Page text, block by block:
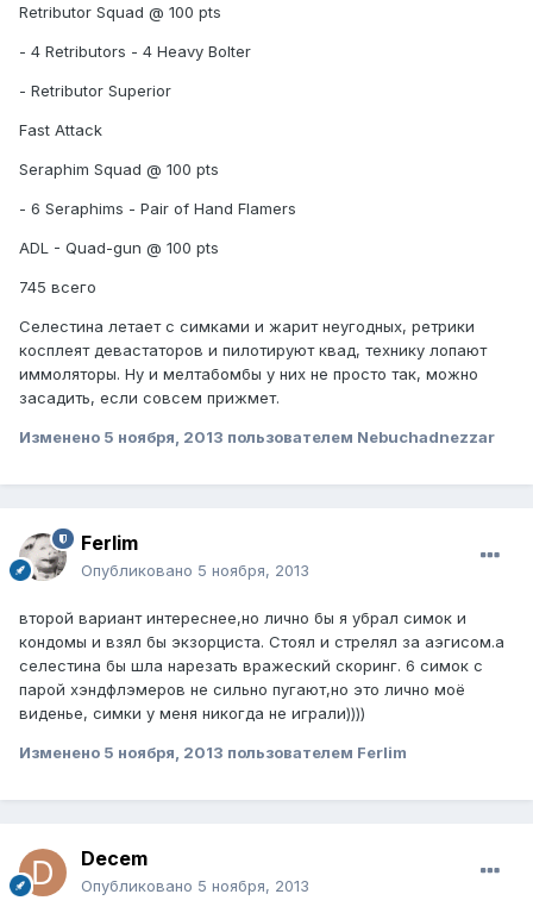
Retributor Squad @ 100 pts
- 4 Retributors - 4 Heavy Bolter
- Retributor Superior
Fast Attack
Seraphim Squad @ 100 pts
- 6 Seraphims - Pair of Hand Flamers
ADL - Quad-gun @ 100 pts
745 всего
Селестина летает с симками и жарит неугодных, ретрики
косплеят девастаторов и пилотируют квад, технику лопают
иммоляторы. Ну и мелтабомбы у них не просто так, можно
засадить, если совсем прижмет.
Изменено 5 ноября, 2013 пользователем Nebuchadnezzar
Ferlim
Опубликовано 5 ноября, 2013
второй вариант интереснее,но лично бы я убрал симок и
кондомы и взял бы экзорциста. Стоял и стрелял за аэгисом.а
селестина бы шла нарезать вражеский скоринг. 6 симок с
парой хэндфлэмеров не сильно пугают,но это лично моё
виденье, симки у меня никогда не играли))))
Изменено 5 ноября, 2013 пользователем Ferlim
Decem
Опубликовано 5 ноября, 2013